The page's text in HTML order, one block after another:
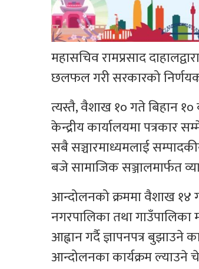
महासचिव रामप्रसाद
छलफल गरी सरकारको
त्यस्तै, वैशाख १० गते बिहान
केन्द्रीय कार्यालयमा
सबै सञ्चारमाध्यमलाई
बजे सामाजिक सञ्जालमार्फत
आन्दोलनको क्रममा वैशाख १४
नगरपालिका तथा
आह्वान गर्दै ज्ञापनपत्र
आन्दोलनका कार्यक्रम ल्याउने